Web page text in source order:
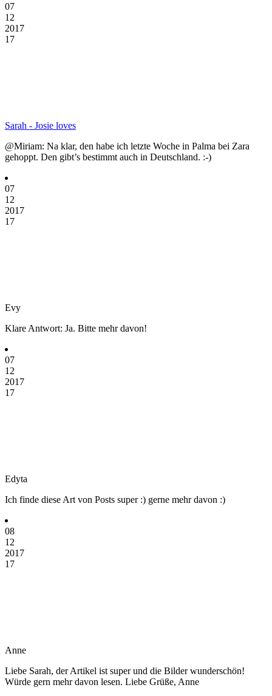
07
12
2017
17
Sarah - Josie loves
@Miriam: Na klar, den habe ich letzte Woche in Palma bei Zara
gehoppt. Den gibt’s bestimmt auch in Deutschland. :-)
07
12
2017
17
Evy
Klare Antwort: Ja. Bitte mehr davon!
07
12
2017
17
Edyta
Ich finde diese Art von Posts super :) gerne mehr davon :)
08
12
2017
17
Anne
Liebe Sarah, der Artikel ist super und die Bilder wunderschön!
Würde gern mehr davon lesen. Liebe Grüße, Anne